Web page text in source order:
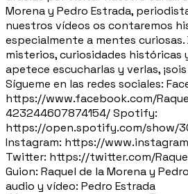
Morena y Pedro Estrada,
nuestros vídeos os contaremos
especialmente a mentes curiosas.
misterios, curiosidades históricas
apetece escucharlas y verlas,
Sígueme en las redes sociales:
https://www.facebook.com/
423244607874154/ Spotify:
https://open.spotify.com/show/
Instagram: https://
Twitter: https://twitter.com/
Guion: Raquel de la Morena y
audio y vídeo: Pedro Estrada